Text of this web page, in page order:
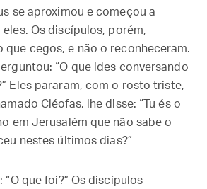
se aproximou e começou a
Os discípulos, porém,
que cegos, e não o reconheceram.
“O que ides conversando
Eles pararam, com o rosto triste,
Cléofas, lhe disse: “Tu és o
em Jerusalém que não sabe o
nestes últimos dias?”
“O que foi?” Os discípulos